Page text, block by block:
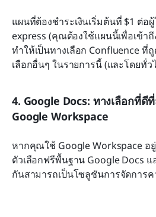
แผนที่ต้องชำระเงินเริ่มต้นที่ $1 ต่อ
express (คุณต้องใช้แผนนี้เพื่อเข้า
ทำให้เป็นทางเลือก Confluence ที่
เลือกอื่นๆ ในรายการนี้ (และโดยทั่ว
4. Google Docs: ทางเลือกที่ดี
Google Workspace
หากคุณใช้ Google Workspace อ
ตัวเลือกฟรีพื้นฐาน Google Docs แ
กันสามารถเป็นโซลูชันการจัดการ